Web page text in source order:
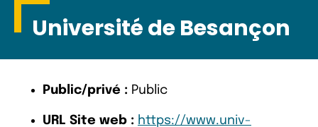
Université de Besançon
Public/privé : Public
URL Site web : https://www.univ-